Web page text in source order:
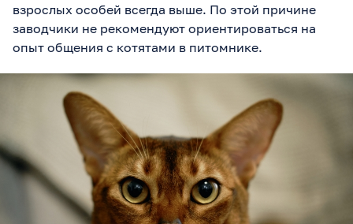
взрослых особей всегда выше. По этой причине
заводчики не рекомендуют ориентироваться на
опыт общения с котятами в питомнике.